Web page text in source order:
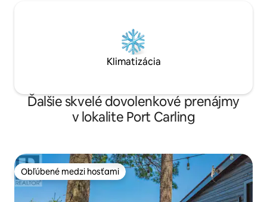
Klimatizácia
Ďalšie skvelé dovolenkové prenájmy
v lokalite Port Carling
Obľúbené medzi hosťami
Obľúbené medzi hosťami